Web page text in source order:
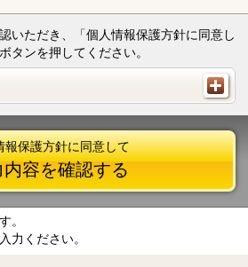
いただき、「個人情報保護方針に同意し
タンを押してください。
報保護方針に同意して
内容を確認する
。
力ください。